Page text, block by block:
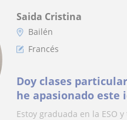
Saida Cristina
Bailén
Francés
Doy clases
he apasionado
las buenas vibras
Estoy graduada en la ESO